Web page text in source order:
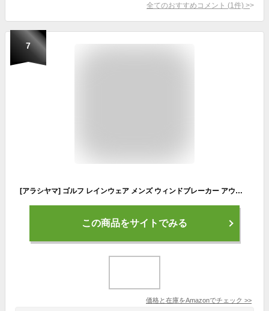
全てのおすすめコメント (1 件) >
7
[アラシヤマ] ゴルフ レインウェア メンズ ウィンドブレーカー アウトドア 防水 マウンテンパーカー 自転車 防風 カーキ 2L LL
この商品をサイトでみる
価格と在庫をAmazonでチェック >>